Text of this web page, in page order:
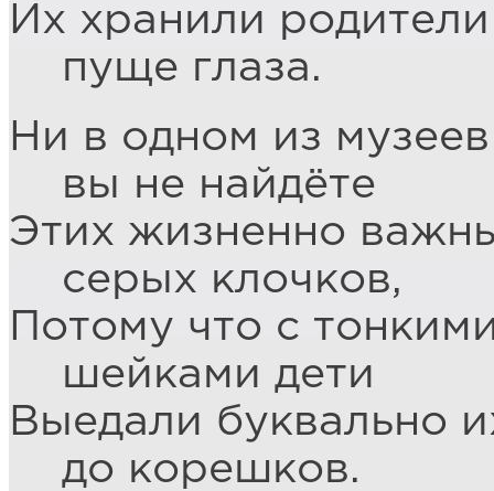
Их хранили родители
пуще глаза.
Ни в одном из музеев
вы не найдёте
Этих жизненно
серых клочков,
Потому что с
шейками дети
Выедали буквально
до корешков.